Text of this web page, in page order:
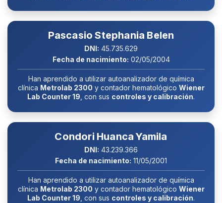
Pascasio Stephania Belen
DNI: 45.735.629
Fecha de nacimiento: 02/05/2004
Han aprendido a utilizar autoanalizador de química
clínica Metrolab 2300 y contador hematológico Wiener
Lab Counter 19 , con sus controles y calibración.
Condori Huanca Yamila
DNI: 43.239.366
Fecha de nacimiento: 11/05/2001
Han aprendido a utilizar autoanalizador de química
clínica Metrolab 2300 y contador hematológico Wiener
Lab Counter 19 , con sus controles y calibración.